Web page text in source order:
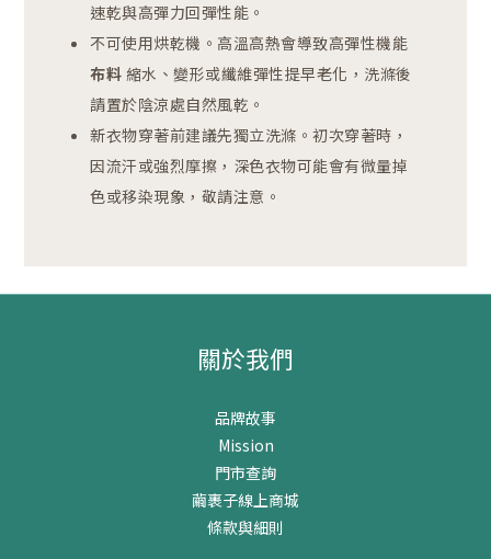
速乾與高彈力回彈性能。
不可使用烘乾機。高溫高熱會導致高彈性機能
布料 縮水、變形或纖維彈性提早老化，洗滌後
請置於陰涼處自然風乾。
新衣物穿著前建議先獨立洗滌。初次穿著時，
因流汗或強烈摩擦，深色衣物可能會有微量掉
色或移染現象，敬請注意。
關於我們
品牌故事
Mission
門市查詢
繭裹子線上商城
條款與細則